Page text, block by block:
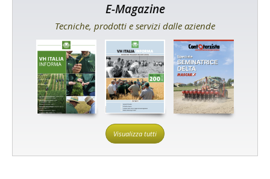
E-Magazine
Tecniche, prodotti e servizi dalle aziende
Visualizza tutti